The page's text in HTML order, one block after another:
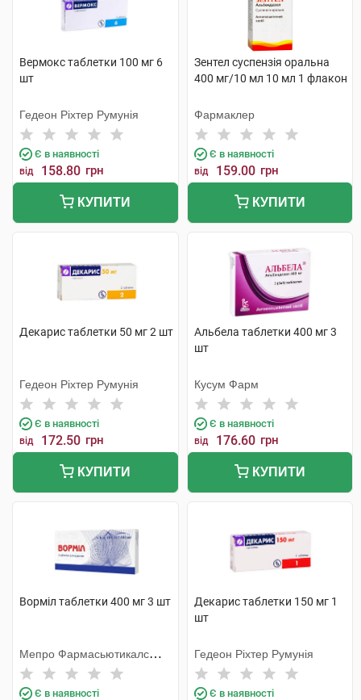
Вермокс таблетки 100 мг 6
шт
Гедеон Ріхтер Румунія
Є в наявності
від 158.80 грн
КУПИТИ
Зентел суспензія оральна
400 мг/10 мл 10 мл 1 флакон
Фармаклер
Є в наявності
від 159.00 грн
КУПИТИ
Декарис таблетки 50 мг 2 шт
Гедеон Ріхтер Румунія
Є в наявності
від 172.50 грн
КУПИТИ
Альбела таблетки 400 мг 3
шт
Кусум Фарм
Є в наявності
від 176.60 грн
КУПИТИ
Ворміл таблетки 400 мг 3 шт
Мепро Фармасьютикалс
Пріват
Є в наявності
Декарис таблетки 150 мг 1
шт
Гедеон Ріхтер Румунія
Є в наявності